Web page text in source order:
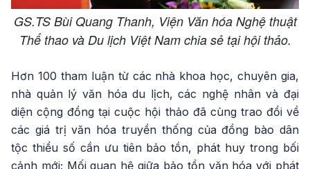
GS.TS Bùi Quang Thanh, Viện Văn hóa Nghệ thuật
Thể thao và Du lịch Việt Nam chia sẻ tại hội thảo.
Hơn 100 tham luận từ các nhà khoa học, chuyên gia,
nhà quản lý văn hóa du lịch, các nghệ nhân và đại
diện cộng đồng tại cuộc hội thảo đã cùng trao đổi về
các giá trị văn hóa truyền thống của đồng bào dân
tộc thiểu số cần ưu tiên bảo tồn, phát huy trong bối
cảnh mới; Mối quan hệ giữa bảo tồn văn hóa với phát